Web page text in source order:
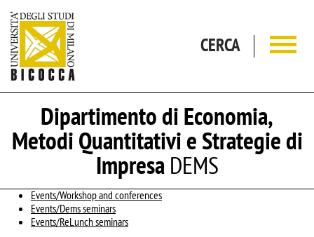
CERCA
Dipartimento di Economia,
Metodi Quantitativi e Strategie di
ImpresaDEMS
Events/Workshop and conferences
Events/Dems seminars
Events/ReLunch seminars